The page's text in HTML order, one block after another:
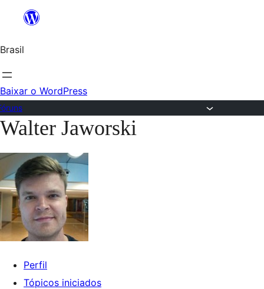
o
conteúdo
Brasil
Baixar o WordPress
Pular
o
conteúdo
Walter Jaworski
Perfil
Tópicos iniciados